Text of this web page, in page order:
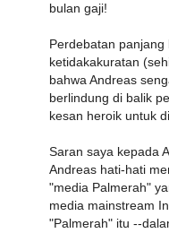
bulan gaji!
Perdebatan
ketidakakuratan
bahwa Andreas
berlindung di balik
kesan heroik untuk
Saran saya kepada
Andreas hati-hati
"media Palmerah"
media mainstream
"Palmerah" itu --